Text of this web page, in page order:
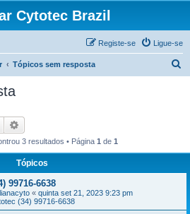
Cytotec Brazil
Ligue-se
Registe-se
Tópicos sem resposta
Pesquisar
3 resultados • Página 1 de 1
Tópicos
99716-6638
« quinta set 21, 2023 9:23 pm
(34) 99716-6638